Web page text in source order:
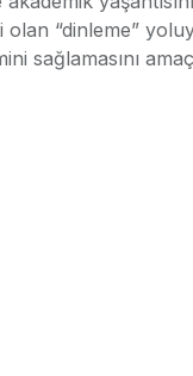
“dinleme”
sağlamasını